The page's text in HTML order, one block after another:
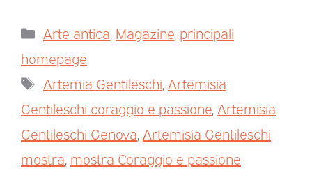
Arte antica Magazine principali
homepage
Artemia Gentileschi Artemisia
Gentileschi coraggio e passione Artemisia
Gentileschi Genova Artemisia Gentileschi
mostra mostra Coraggio e passione